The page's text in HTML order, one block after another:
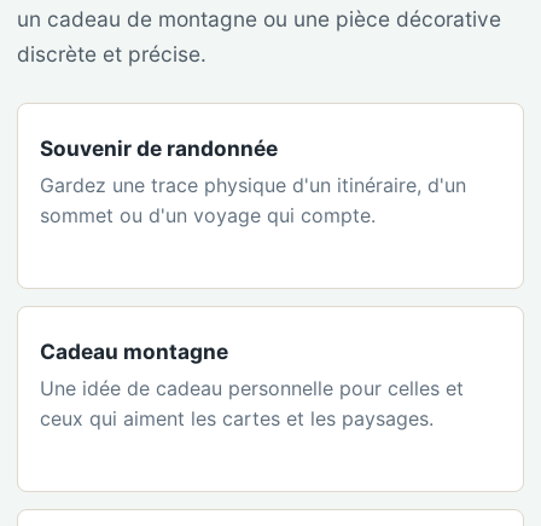
un cadeau de montagne ou une pièce décorative
discrète et précise.
Souvenir de randonnée
Gardez une trace physique d'un itinéraire, d'un
sommet ou d'un voyage qui compte.
Cadeau montagne
Une idée de cadeau personnelle pour celles et
ceux qui aiment les cartes et les paysages.